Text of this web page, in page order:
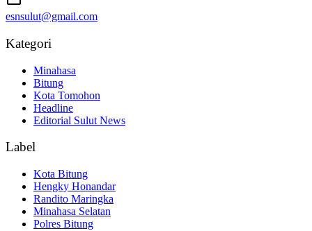
esnsulut@gmail.com
Kategori
Minahasa
Bitung
Kota Tomohon
Headline
Editorial Sulut News
Label
Kota Bitung
Hengky Honandar
Randito Maringka
Minahasa Selatan
Polres Bitung